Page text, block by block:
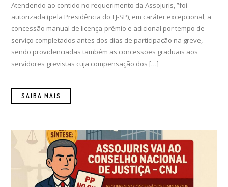
Atendendo ao contido no requerimento da Assojuris, ”foi
autorizada (pela Presidência do TJ-SP), em caráter excepcional, a
concessão manual de licença-prêmio e adicional por tempo de
serviço completados antes dos dias de participação na greve,
sendo providenciadas também as concessões graduais aos
servidores grevistas cuja compensação dos […]
SAIBA MAIS